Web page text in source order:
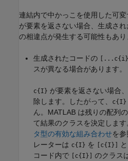
連結内で中かっこを使用した可
が要素を返さない場合、生成さ
の相違点が発生する可能性もあり
生成されたコードの
スが異なる場合があります。
c{I} が要素を返さない場合
除します。したがって、
c{I}
ん。MATLAB は残りの配列
て結果のクラスを決定します
タ型の有効な組み合わせを
レーターは c{I} を [c{I}]
コード内で
[c{I}] のクラス